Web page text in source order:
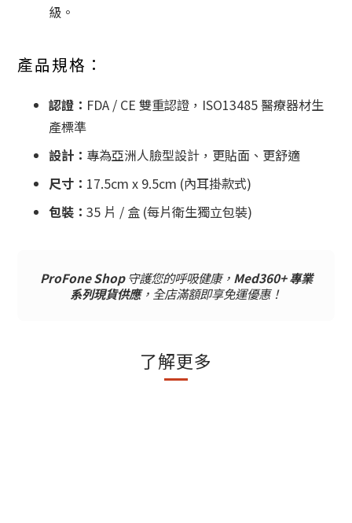
級。
產品規格：
認證： FDA / CE 雙重認證，ISO13485 醫療器材生
產標準
設計： 專為亞洲人臉型設計，更貼面、更舒適
尺寸： 17.5cm x 9.5cm (內耳掛款式)
包裝： 35 片 / 盒 (每片衛生獨立包裝)
ProFone Shop守護您的呼吸健康， Med360+ 專業
系列現貨供應，全店滿額即享免運優惠！
了解更多